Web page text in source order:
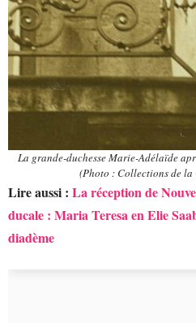
La grande-duchesse Marie-Adélaïde
(Photo : Collections de
Lire aussi : La réception de
ducale : Maria Teresa en Elie
diadème